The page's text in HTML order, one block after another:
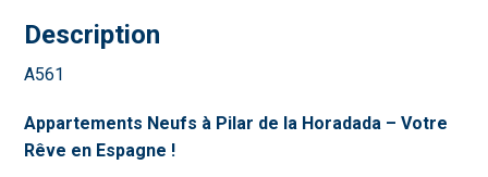
Description
A561
Appartements Neufs à Pilar de la Horadada – Votre
Rêve en Espagne !